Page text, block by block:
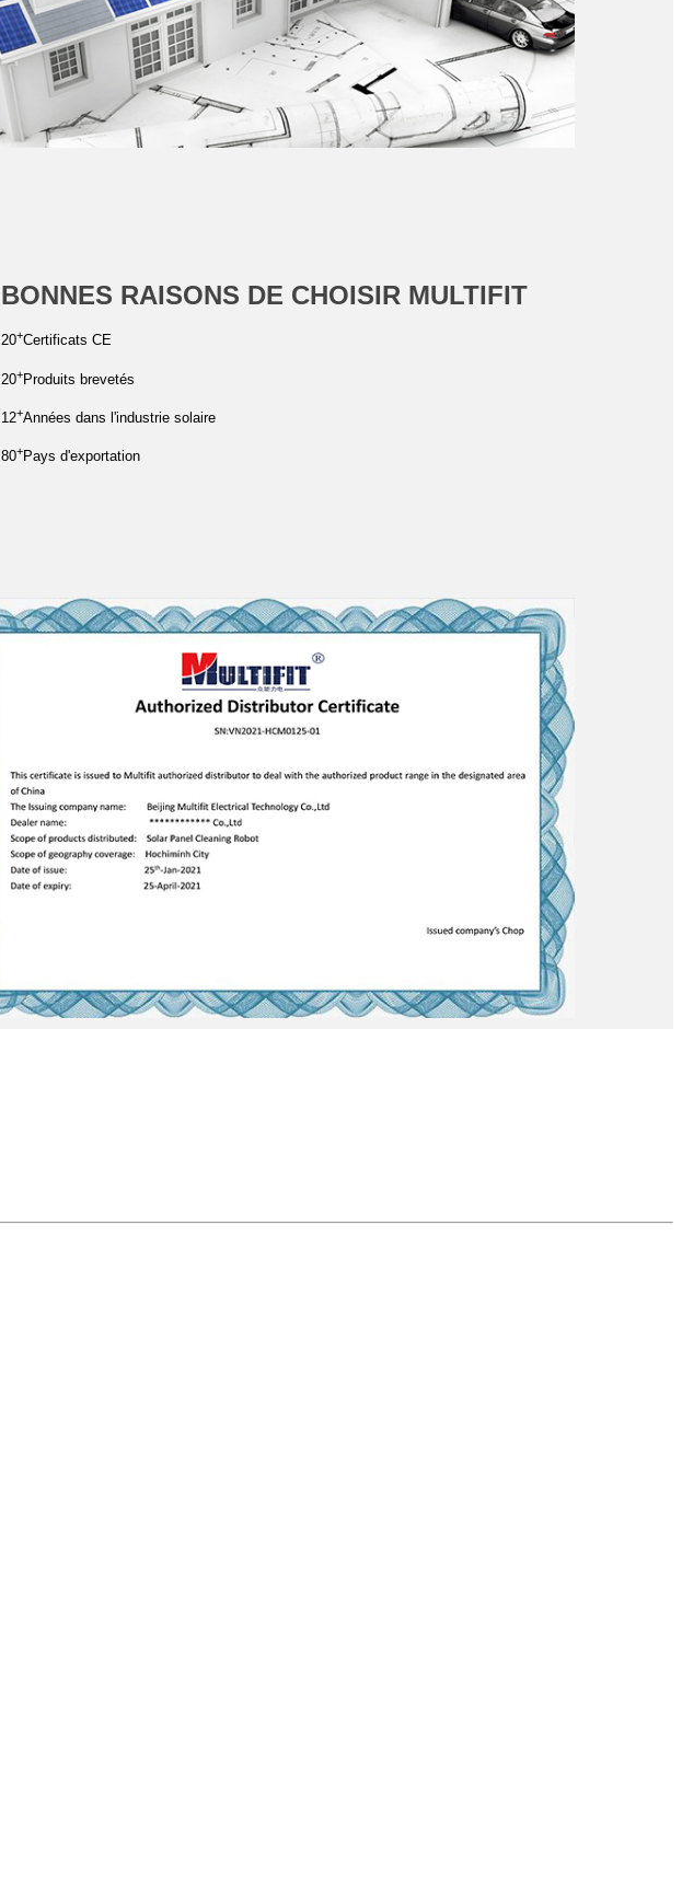
BONNES RAISONS DE CHOISIR MULTIFIT
20+Certificats CE
20+Produits brevetés
12+Années dans l'industrie solaire
80+Pays d'exportation